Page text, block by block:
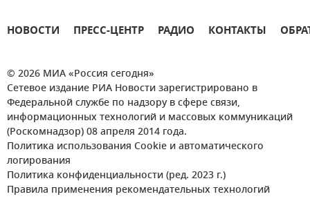
НОВОСТИ ПРЕСС-ЦЕНТР РАДИО КОНТАКТЫ
© 2026 МИА «Россия сегодня»
Сетевое издание РИА Новости зарегистрировано в
Федеральной службе по надзору в сфере связи,
информационных технологий и массовых коммуникаций
(Роскомнадзор) 08 апреля 2014 года.
Политика использования Cookie и автоматического
логирования
Политика конфиденциальности (ред. 2023 г.)
Правила применения рекомендательных технологий